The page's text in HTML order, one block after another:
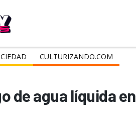
CULTURIZANDO.COM
de agua líquida en